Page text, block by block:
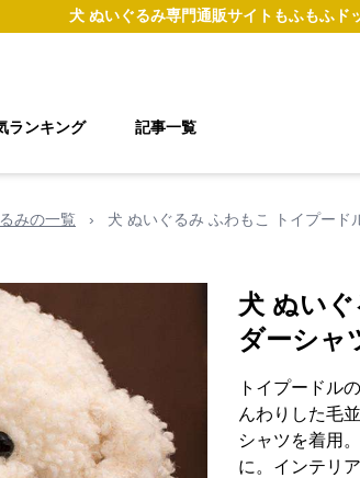
犬 ぬいぐるみ専門通販サイト もふもふド
ランキング 記事一覧
みの一覧 › 犬 ぬいぐるみ ふわもこ トイプード
犬 ぬい
ダーシャ
トイプードル
んわりした毛
シャツを着用
に。インテリ